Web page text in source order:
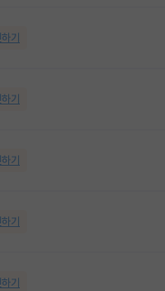
기
기
기
기
기